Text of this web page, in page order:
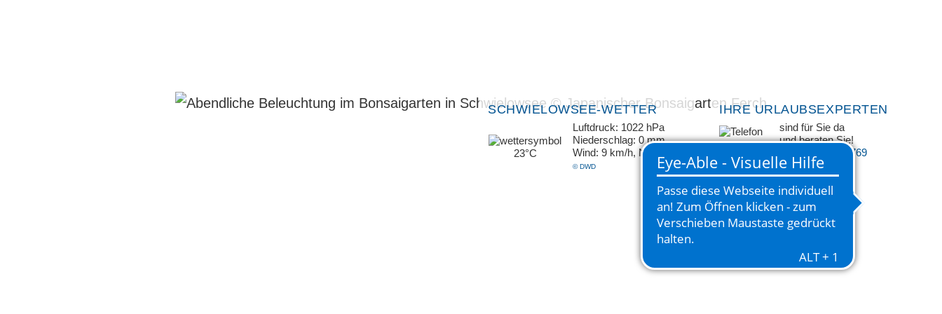
SCHWIELOWSEE-WETTER
23°C
Luftdruck: 1022 hPa
Niederschlag: 0 mm
Wind: 9 km/h, NW
© DWD
IHRE URLAUBSEXPERTEN
sind für Sie da
und beraten Sie!
+49 33209 769 769